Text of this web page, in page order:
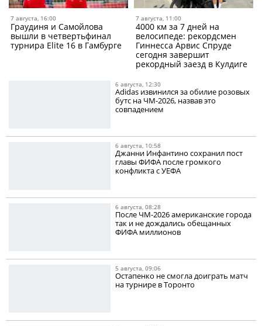
7 августа, 16:00
Граудиня и Самойлова
вышли в четвертьфинал
турнира Elite 16 в Гамбурге
7 августа, 11:00
4000 км за 7 дней на
велосипеде: рекордсмен
Гиннесса Арвис Спруде
сегодня завершит
рекордный заезд в Кулдиге
6 августа, 12:30
Adidas извинился за обилие розовых
бутс на ЧМ-2026, назвав это
совпадением
6 августа, 10:58
Джанни Инфантино сохранил пост
главы ФИФА после громкого
конфликта с УЕФА
6 августа, 08:28
После ЧМ-2026 американские города
так и не дождались обещанных
ФИФА миллионов
5 августа, 09:06
Остапенко не смогла доиграть матч
на турнире в Торонто